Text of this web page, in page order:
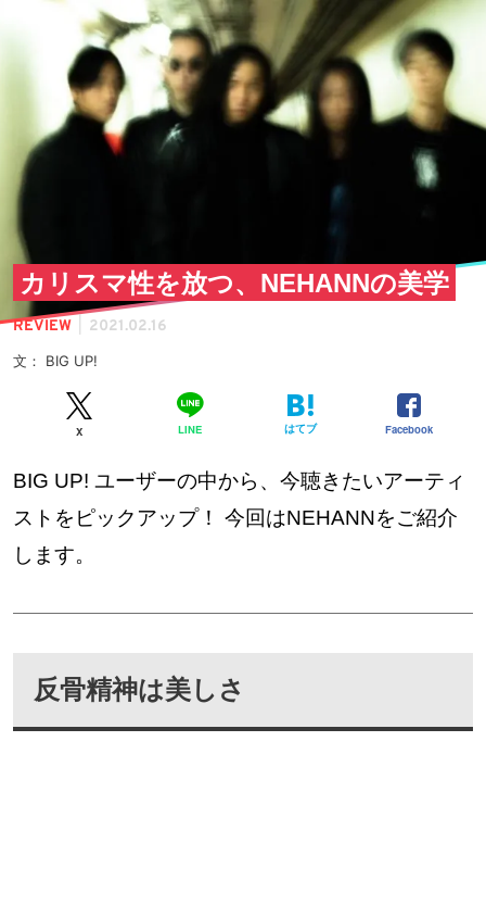
カリスマ性を放つ、NEHANNの美学
REVIEW 2021.02.16
文： BIG UP!
X LINE はてブ Facebook
BIG UP! ユーザーの中から、今聴きたいアーティ
ストをピックアップ！ 今回はNEHANNをご紹介
します。
反骨精神は美しさ